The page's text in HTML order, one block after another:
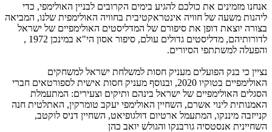
אנחנו מזמינים את כולכם להגיע בימים הקרובים לבניין האולימפי, כדי
ליהנות משעה של חוויה אינטראקטיבית בחוויה האולימפית שלנו, המביאה
בצורה יוצאת דופן את סיפורם של המדליסטים האולימפיים של ישראל
לדורותיהם, מדליסטים גדולים עולם, סיפור אסון הי"א במינכן 1972 ,
והפעלה למשתתפי הסיורים.
נציין כי בנק הפועלים מעניק חסות למשלחת ישראל למשחקים
האולימפיים בטוקיו 2020, ובנוסף מעניק חסות אישית לספורטאים חברי
הסגלים האולימפיים של ישראל בינהם ותיקים וצעירים: המתעמלת
האמנותית לינוי אשרם, השחיין האולימפי יעקב טומרקין, האתלטית חנה
קנייזבה מיננקו, המתעמל ארטיום דולגופיאט, השחיין דניס לוקטב,
השחיינית אנסטסיה גורבנקו והגולש יואב כהן